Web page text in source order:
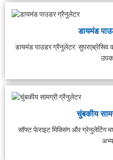
डायमंड
डायमंड पाउडर ग्रैनुलेटर: सुपरएब्रेसिव
चुंबकीय
सॉफ्ट फेराइट मिक्सिंग और ग्रेनुलेटिंग
प्लांट | 1000 ...